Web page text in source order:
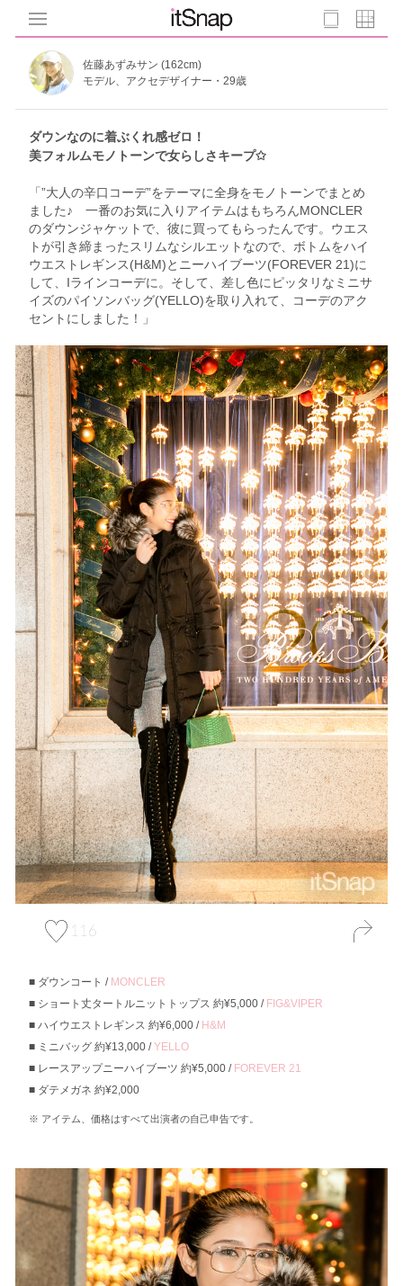
佐藤あずみサン (162cm)
モデル、アクセデザイナー・29歳
ダウンなのに着ぶくれ感ゼロ！
美フォルムモノトーンで女らしさキープ✩
「”大人の辛口コーデ”をテーマに全身をモノトーンでまとめ
ました♪ 一番のお気に入りアイテムはもちろんMONCLER
のダウンジャケットで、彼に買ってもらったんです。ウエス
トが引き締まったスリムなシルエットなので、ボトムをハイ
ウエストレギンス(H&M)とニーハイブーツ(FOREVER 21)に
して、Iラインコーデに。そして、差し色にピッタリなミニサ
イズのパイソンバッグ(YELLO)を取り入れて、コーデのアク
セントにしました！」
116
ダウンコート / MONCLER
ショート丈タートルニットトップス 約¥5,000 / FIG&VIPER
ハイウエストレギンス 約¥6,000 / H&M
ミニバッグ 約¥13,000 /YELLO
レースアップニーハイブーツ 約¥5,000 / FOREVER 21
ダテメガネ 約¥2,000
アイテム、価格はすべて出演者の自己申告です。